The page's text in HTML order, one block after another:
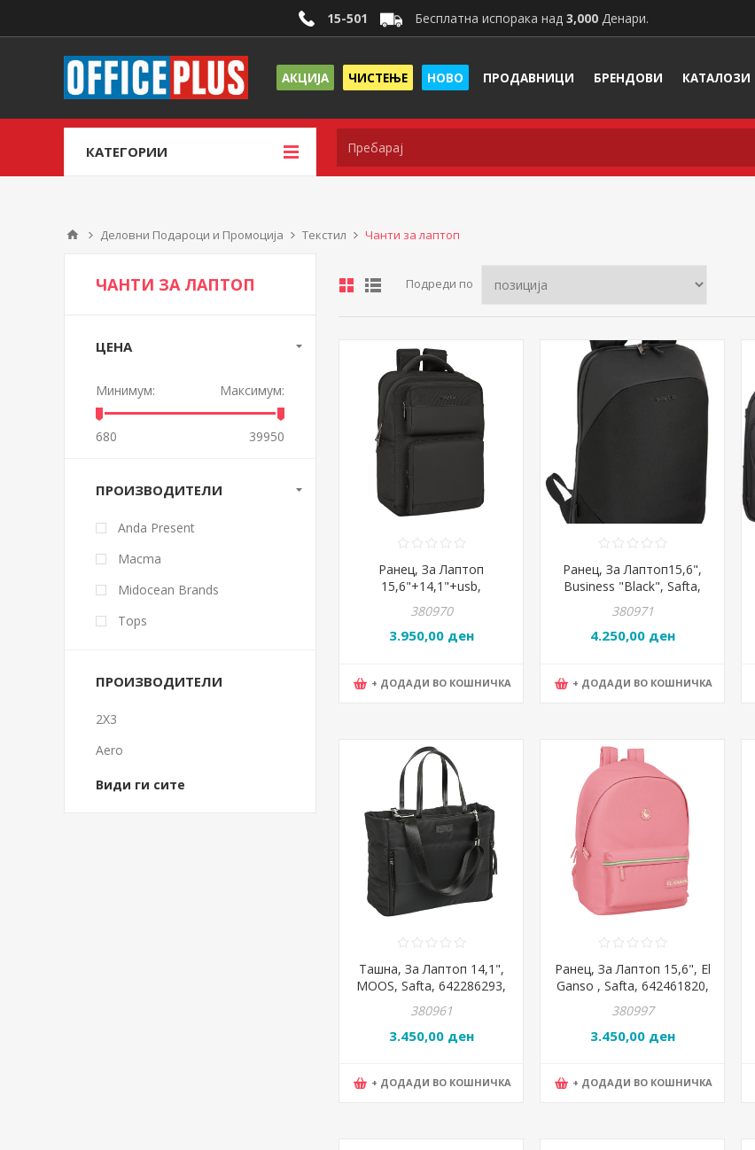
15-501 Бесплатна испорака над 3,000 Денари.
АКЦИЈА ЧИСТЕЊЕ НОВО ПРОДАВНИЦИ БРЕНДОВИ КАТАЛОЗИ
КАТЕГОРИИ
Деловни Подароци и Промоција Текстил Чанти за лаптоп
Подреди по
Ранец, За Лаптоп
15,6"+14,1"+usb,
Business, Safta,
642200377, 31*44*13цм,
Црна
380970
3.950,00 ден
+ ДОДАДИ ВО КОШНИЧКА
Ранец, За Лаптоп15,6",
Business "Black", Safta,
642200834, 30*44*16цм,
Црна
380971
4.250,00 ден
+ ДОДАДИ ВО КОШНИЧКА
Ташна, За Лаптоп 14,1",
MOOS, Safta, 642286293,
54*31*17цм, Црна
380961
3.450,00 ден
+ ДОДАДИ ВО КОШНИЧКА
Ранец, За Лаптоп 15,6", El
Ganso , Safta, 642461820,
31*44*18цм, Розева
380997
3.450,00 ден
+ ДОДАДИ ВО КОШНИЧКА
ЧАНТИ ЗА ЛАПТОП
ЦЕНА
Минимум: Максимум:
680 39950
ПРОИЗВОДИТЕЛИ
Anda Present
Macma
Midocean Brands
Tops
ПРОИЗВОДИТЕЛИ
2X3
Aero
Види ги сите